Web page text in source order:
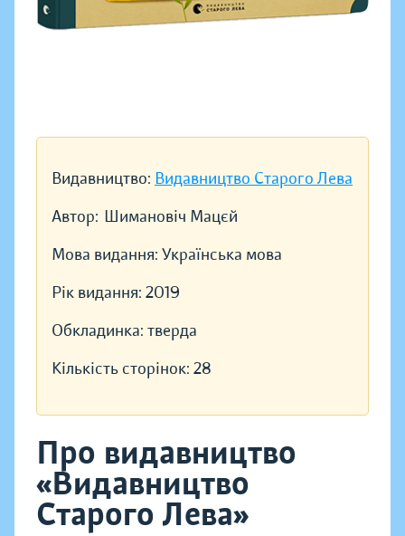
Видавництво: Видавництво Старого Лева
Автор: Шимановіч Мацєй
Мова видання: Українська мова
Рік видання: 2019
Обкладинка: тверда
Кількість сторінок: 28
Про видавництво
«Видавництво
Старого Лева»